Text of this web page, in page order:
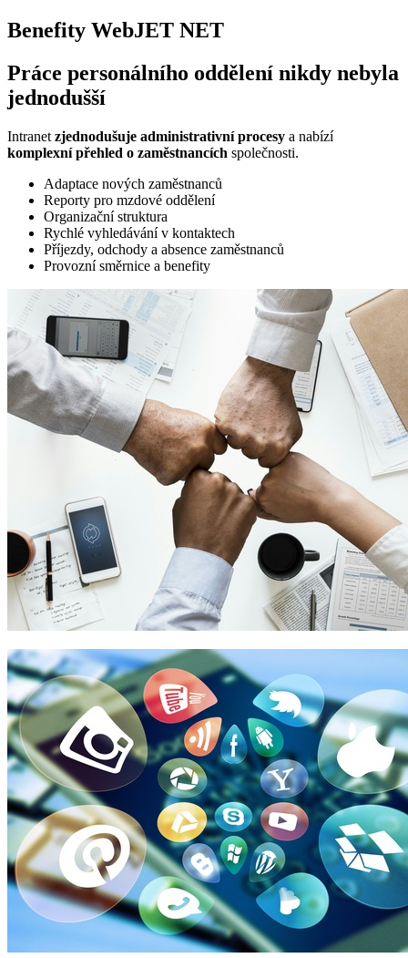
Benefity WebJET NET
Práce personálního oddělení nikdy nebyla
jednodušší
Intranet zjednodušuje administrativní procesy a nabízí
komplexní přehled o zaměstnancích společnosti.
Adaptace nových zaměstnanců
Reporty pro mzdové oddělení
Organizační struktura
Rychlé vyhledávání v kontaktech
Příjezdy, odchody a absence zaměstnanců
Provozní směrnice a benefity